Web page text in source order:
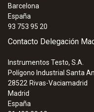
Barcelona
España
93 753 95 20
Contacto Delegación
Instrumentos Testo, S.A.
Polígono Industrial Santa
28522 Rivas-Vaciamadrid
Madrid
España